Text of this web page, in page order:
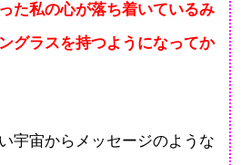
た私の心が落ち着いているみ
グラスを持つようになってか
宇宙からメッセージのような